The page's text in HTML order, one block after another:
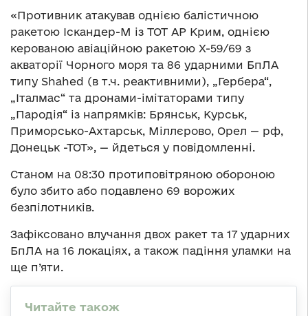
«Противник атакував однією балістичною
ракетою Іскандер-М із ТОТ АР Крим, однією
керованою авіаційною ракетою Х-59/69 з
акваторії Чорного моря та 86 ударними БпЛА
типу Shahed (в т.ч. реактивними), „Гербера“,
„Італмас“ та дронами-імітаторами типу
„Пародія“ із напрямків: Брянськ, Курськ,
Приморсько-Ахтарськ, Міллєрово, Орел — рф,
Донецьк -ТОТ», — йдеться у повідомленні.
Станом на 08:30 протиповітряною обороною
було збито або подавлено 69 ворожих
безпілотників.
Зафіксовано влучання двох ракет та 17 ударних
БпЛА на 16 локаціях, а також падіння уламки на
ще п’яти.